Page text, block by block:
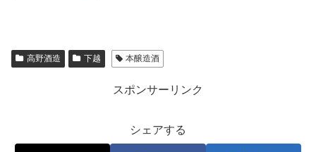
高野酒造 下越 本醸造酒
スポンサーリンク
シェアする